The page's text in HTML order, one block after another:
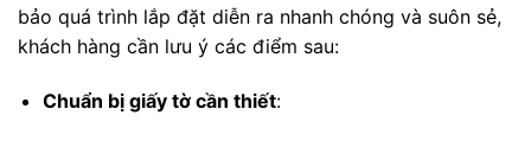
bảo quá trình lắp đặt diễn ra nhanh chóng và suôn sẻ,
khách hàng cần lưu ý các điểm sau:
Chuẩn bị giấy tờ cần thiết: